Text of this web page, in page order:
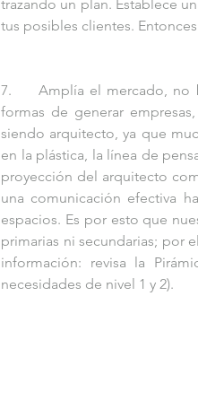
trazando un plan. Establece
tus posibles clientes.
7.     Amplía el mercado,
formas de generar
siendo arquitecto, ya que
en la plástica, la línea de
proyección del arquitecto
una comunicación efectiva
espacios. Es por esto que
primarias ni secundarias; por
información: revisa la
necesidades de nivel 1 y 2).